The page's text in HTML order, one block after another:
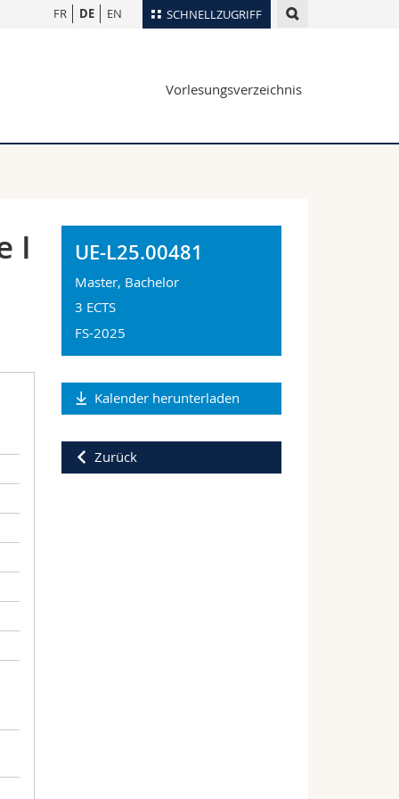
SCHNELLZUGRIFF
Ortsplan
Webmail
FR DE EN
Vorlesungsverzeichnis
I UE-L25.00481
Master, Bachelor
3 ECTS
FS-2025
Kalender herunterladen
Zurück